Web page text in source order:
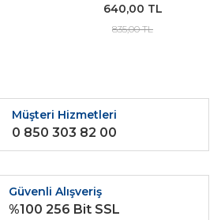
640,00 TL
835,00 TL
Müşteri Hizmetleri
0 850 303 82 00
Güvenli Alışveriş
%100 256 Bit SSL